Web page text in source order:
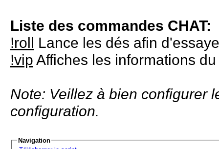
Liste des commandes CHAT:
!roll Lance les dés afin
!vip Affiches les informations du
Note: Veillez à bien configurer
configuration.
Navigation